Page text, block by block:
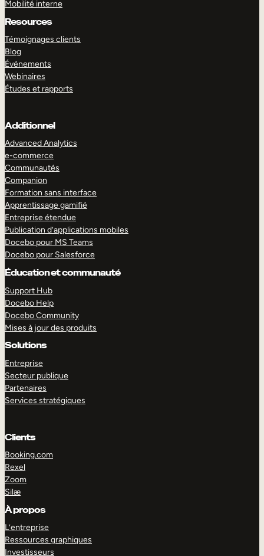
Mobilité interne
Resources
Témoignages clients
Blog
Événements
Webinaires
Études et rapports
Additionnel
Advanced Analytics
e-commerce
Communautés
Companion
Formation sans interface
Apprentissage gamifié
Entreprise étendue
Publication d’applications mobiles
Docebo pour MS Teams
Docebo pour Salesforce
Éducation et communauté
Support Hub
Docebo Help
Docebo Community
Mises à jour des produits
Solutions
Entreprise
Secteur publique
Partenaires
Services stratégiques
Clients
Booking.com
Rexel
Zoom
Silæ
À propos
L’entreprise
Ressources graphiques
Investisseurs